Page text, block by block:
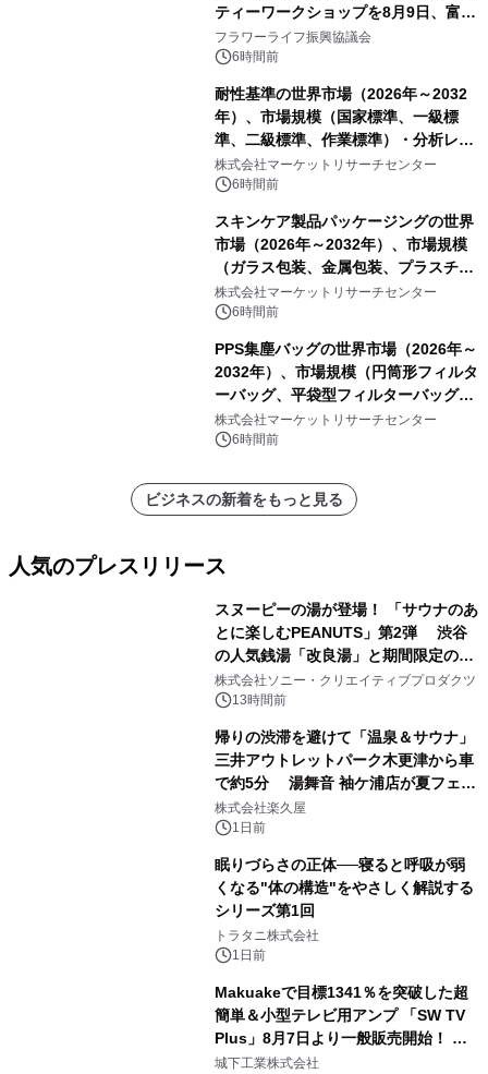
ティーワークショップを8月9日、富
山・射水で開催
フラワーライフ振興協議会
6時間前
耐性基準の世界市場（2026年～2032
年）、市場規模（国家標準、一級標
準、二級標準、作業標準）・分析レポ
ートを発表
株式会社マーケットリサーチセンター
6時間前
スキンケア製品パッケージングの世界
市場（2026年～2032年）、市場規模
（ガラス包装、金属包装、プラスチッ
ク包装、その他）・分析レポートを発
表
株式会社マーケットリサーチセンター
6時間前
PPS集塵バッグの世界市場（2026年～
2032年）、市場規模（円筒形フィルタ
ーバッグ、平袋型フィルターバッグ、
プリーツフィルターバッグ、その
他）・分析レポートを発表
株式会社マーケットリサーチセンター
6時間前
ビジネスの新着をもっと見る
人気のプレスリリース
スヌーピーの湯が登場！ 「サウナのあ
とに楽しむPEANUTS」第2弾 渋谷
の人気銭湯「改良湯」と期間限定のコ
ラボレーション サウナイキタイコラ
ボグッズも発売決定！
株式会社ソニー・クリエイティブプロダクツ
13時間前
帰りの渋滞を避けて「温泉＆サウナ」
三井アウトレットパーク木更津から車
で約5分 湯舞音 袖ケ浦店が夏フェア
メニューを提供
株式会社楽久屋
1日前
眠りづらさの正体──寝ると呼吸が弱
くなる"体の構造"をやさしく解説する
シリーズ第1回
トラタニ株式会社
1日前
Makuakeで目標1341％を突破した超
簡単＆小型テレビ用アンプ 「SW TV
Plus」8月7日より一般販売開始！ ケ
ーブル1本つなぐだけ、テレビの音が
城下工業株式会社